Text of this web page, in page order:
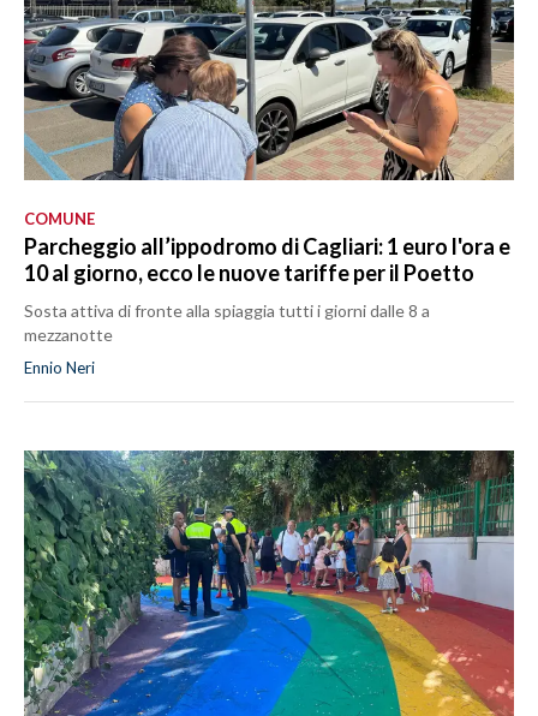
COMUNE
Parcheggio all’ippodromo di Cagliari: 1 euro l'ora e
10 al giorno, ecco le nuove tariffe per il Poetto
Sosta attiva di fronte alla spiaggia tutti i giorni dalle 8 a
mezzanotte
Ennio Neri